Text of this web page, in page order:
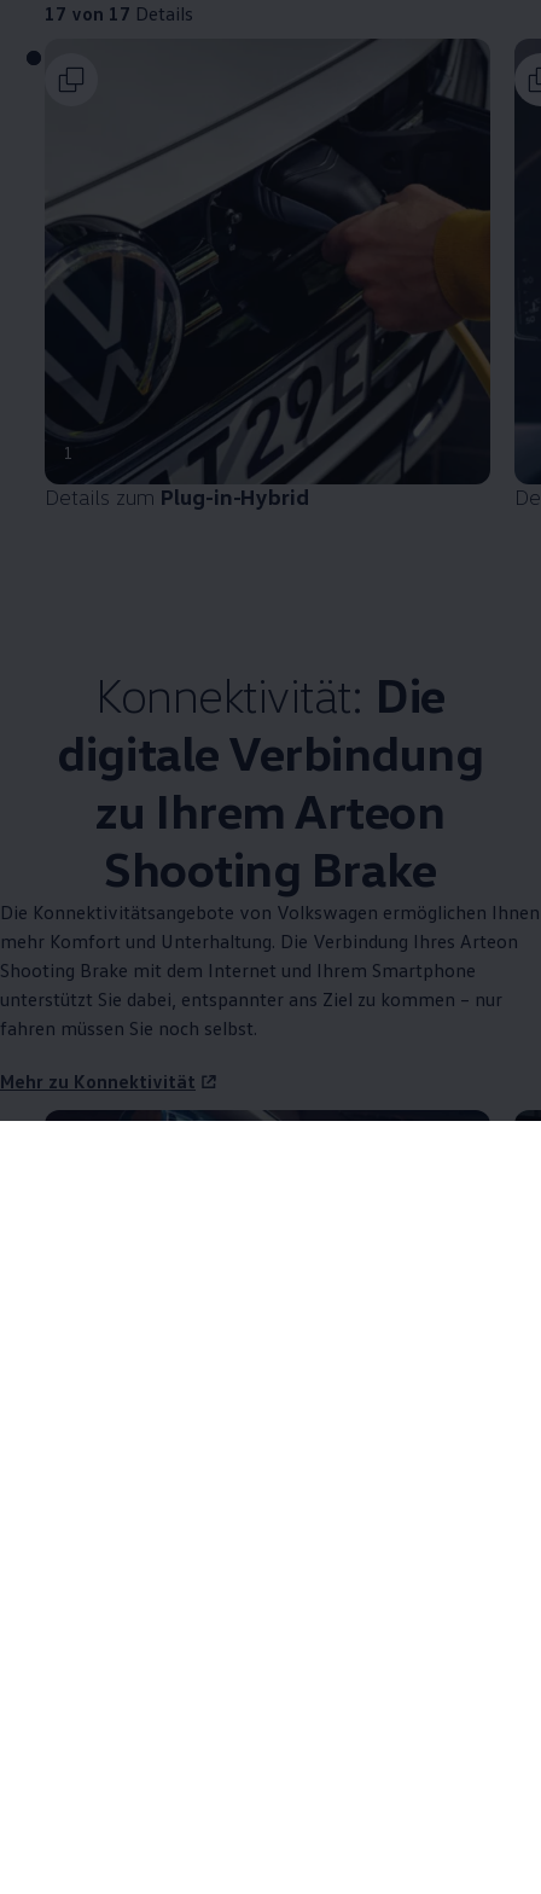
17 von 17 Details
1
Details zum Plug-in-Hybrid
Konnektivität: Die
digitale Verbindung
zu Ihrem Arteon
Shooting Brake
Die Konnektivitätsangebote von Volkswagen ermöglichen Ihnen
mehr Komfort und Unterhaltung. Die Verbindung Ihres Arteon
Shooting Brake mit dem Internet und Ihrem Smartphone
unterstützt Sie dabei, entspannter ans Ziel zu kommen – nur
fahren müssen Sie noch selbst.
Mehr zu Konnektivität